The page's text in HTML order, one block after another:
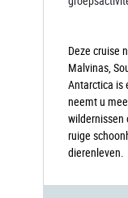
Deze cruise
Malvinas,
Antarctica is
neemt u
wildernissen
ruige
dierenleven.